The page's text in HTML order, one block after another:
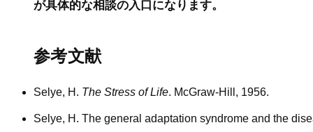
が具体的な相談の入口になります。
参考文献
Selye, H. The Stress of Life. McGraw-Hill, 1956.
Selye, H. The general adaptation syndrome and the